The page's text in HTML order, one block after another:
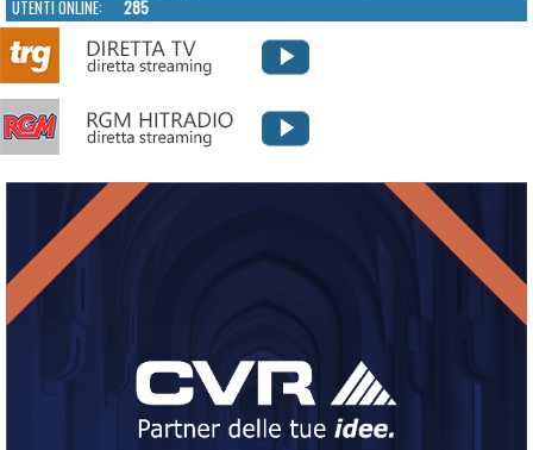
UTENTI ONLINE: 285